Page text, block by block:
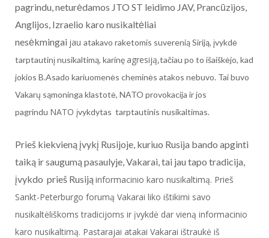
pagrindu, neturėdamos JTO ST leidimo JAV, Prancūzijos,
Anglijos, Izraelio karo nusikaltėliai
nesėkmingai jau atakavo raketomis suverenią Siriją, įvykdė
tarptautinį nusikaltimą, karinę agresiją,tačiau po to išaiškėjo, kad
jokios B.Asado kariuomenės cheminės atakos nebuvo. Tai buvo
Vakarų sąmoninga klastotė, NATO provokacija ir jos
pagrindu NATO įvykdytas tarptautinis nusikaltimas.
Prieš kiekvieną įvykį Rusijoje, kuriuo Rusija bando apginti
taiką ir saugumą pasaulyje, Vakarai, tai jau tapo tradicija,
įvykdo prieš Rusiją informacinio karo nusikaltimą. Prieš
Sankt-Peterburgo forumą Vakarai liko ištikimi savo
nusikaltėliškoms tradicijoms ir įvykdė dar vieną informacinio
karo nusikaltimą. Pastarajai atakai Vakarai ištraukė iš